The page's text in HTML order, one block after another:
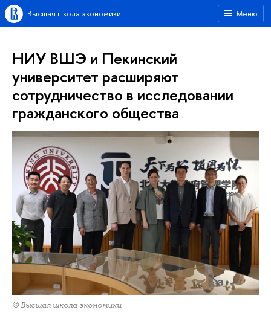
Меню
Высшая школа экономики
НИУ ВШЭ и Пекинский
университет расширяют
сотрудничество в исследовании
гражданского общества
© Высшая школа экономики